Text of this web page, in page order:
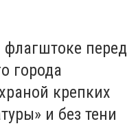
перед
города
крепких
и без тени